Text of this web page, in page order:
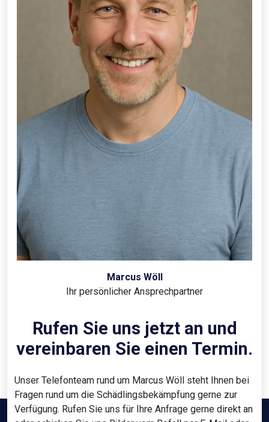
Marcus Wöll
Ihr persönlicher Ansprechpartner
Rufen Sie uns jetzt an und
vereinbaren Sie einen Termin.
Unser Telefonteam rund um Marcus Wöll steht Ihnen bei
Fragen rund um die Schädlingsbekämpfung gerne zur
Verfügung. Rufen Sie uns für Ihre Anfrage gerne direkt an